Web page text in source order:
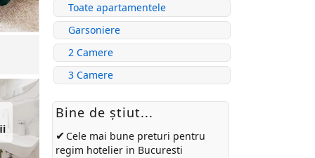
Toate apartamentele
Garsoniere
2 Camere
3 Camere
Bine de ştiut...
✔ Cele mai bune preturi pentru
regim hotelier in Bucuresti